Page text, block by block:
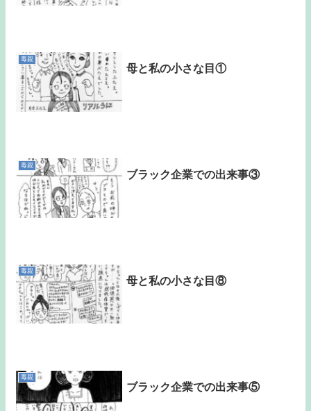
毒親
母と私の小さな目①
毒親
ブラック企業での出来事③
毒親
母と私の小さな目⑧
毒親
ブラック企業での出来事⑤